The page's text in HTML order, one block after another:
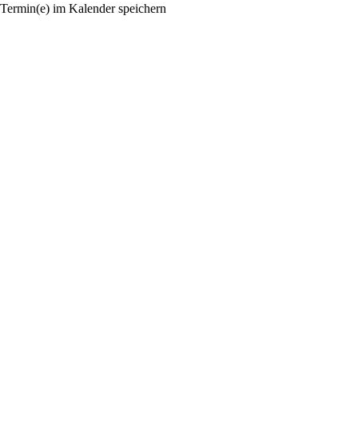
Termin(e) im Kalender speichern